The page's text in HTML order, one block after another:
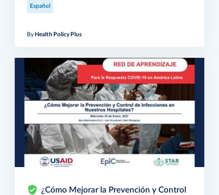
ByHealth Policy Plus
Español
¿Cómo Mejorar la Prevención y Control